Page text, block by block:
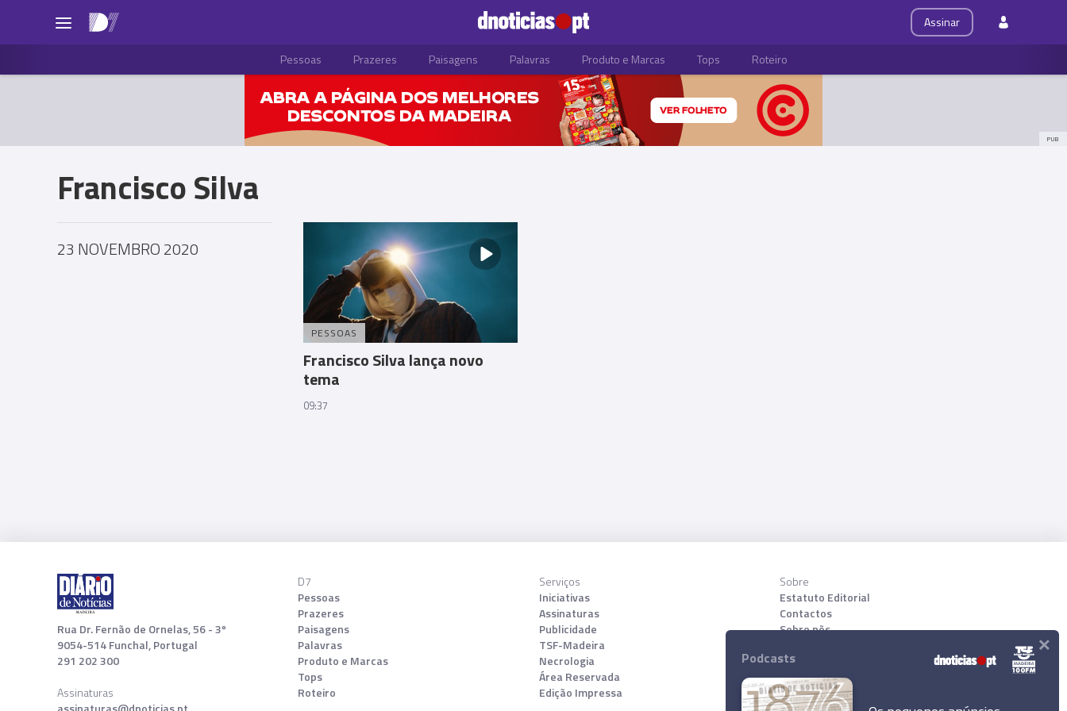
Assinar
Pessoas Prazeres Paisagens Palavras Produto e Marcas Tops Roteiro
PUB
Francisco Silva
23 NOVEMBRO 2020
PESSOAS
Francisco Silva lança novo
tema
09:37
Rua Dr. Fernão de Ornelas, 56 - 3º
9054-514 Funchal, Portugal
291 202 300
Assinaturas
D7
Pessoas
Prazeres
Paisagens
Palavras
Produto e Marcas
Tops
Roteiro
Serviços
Iniciativas
Assinaturas
Publicidade
TSF-Madeira
Necrologia
Área Reservada
Edição Impressa
Sobre
Estatuto Editorial
Contactos
Sobre nõs
Download App
Podcasts ×